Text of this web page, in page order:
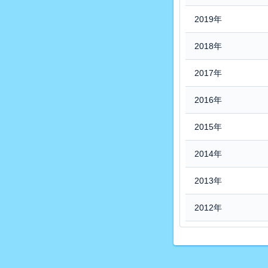
2019年
2018年
2017年
2016年
2015年
2014年
2013年
2012年